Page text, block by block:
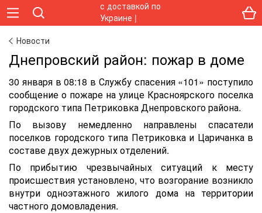
Новости
Днепровский район: пожар в доме
30 января в 08:18 в Службу спасения «101» поступило
сообщение о пожаре на улице Красноярского поселка
городского типа Петриковка Днепровского района.
По вызову немедленно направлены спасатели
поселков городского типа Петриковка и Царичанка в
составе двух дежурных отделений.
По прибытию чрезвычайных ситуаций к месту
происшествия установлено, что возгорание возникло
внутри одноэтажного жилого дома на территории
частного домовладения.